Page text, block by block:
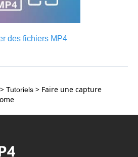
des fichiers MP4
> Tutoriels > Faire une capture